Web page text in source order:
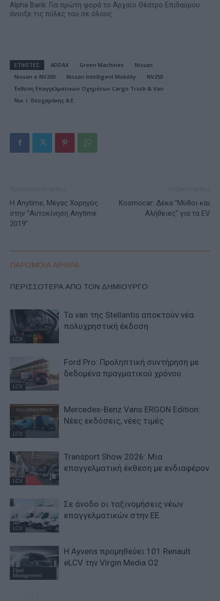
Alpha Bank: Για πρώτη φορά το Αρχαίο Θέατρο Επιδαύρου
άνοιξε τις πύλες του σε όλους
ΕΤΙΚΕΤΕΣ ADDAX Green Machines
Nissan
Nissan e-NV200
Nissan Intelligent Mobility
NV250
Έκθεση Επαγγελματικών Οχημάτων Cargo Truck & Van
Νικ. Ι. Θεοχαράκης Α.Ε.
Η Anytime, Μέγας Χορηγός
στην “Αυτοκίνηση Anytime
2019”
Kosmocar: Δέκα “Μύθοι και
Αλήθειες” για τα EV
ΠΑΡΟΜΟΙΑ ΑΡΘΡΑ
ΠΕΡΙΣΣΟΤΕΡΑ ΑΠΟ ΤΟΝ ΔΗΜΙΟΥΡΓΟ
LCV
Τα van της Stellantis αποκτούν νέα
πολυχρηστική έκδοση
LCV
Ford Pro: Προληπτική συντήρηση με
δεδομένα πραγματικού χρόνου
LCV
Mercedes-Benz Vans ERGON Edition:
Νέες εκδόσεις, νέες τιμές
LCV
Transport Show 2026: Μια
επαγγελματική έκθεση με ενδιαφέρον
LCV
Σε άνοδο οι ταξινομήσεις νέων
επαγγελματικών στην ΕΕ
Fleet
Management
Η Ayvens προμηθεύει 101 Renault
eLCV την Virgin Media O2